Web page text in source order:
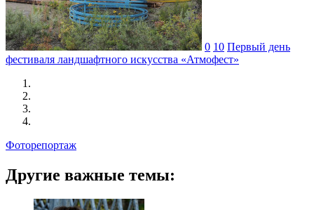
0 10 Первый день
фестиваля ландшафтного искусства «Атмофест»
Фоторепортаж
Другие важные темы: